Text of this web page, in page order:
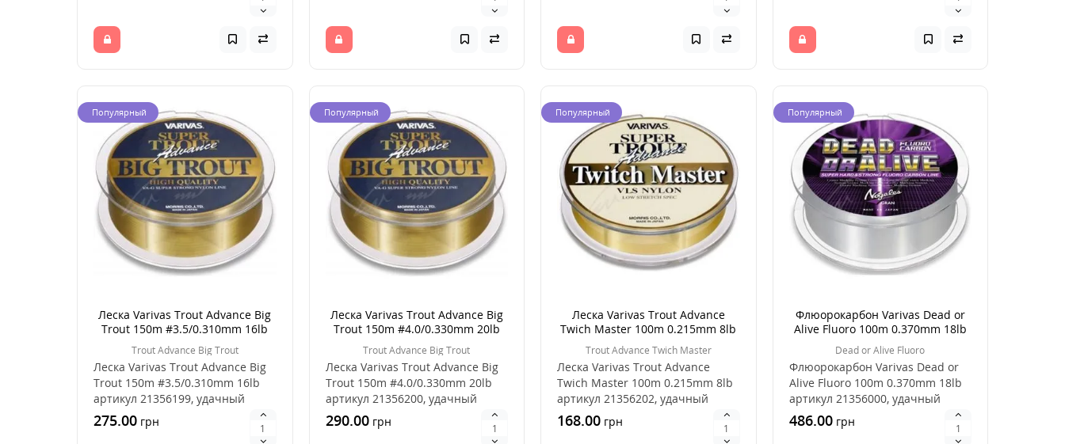
Популярный
Леска Varivas Trout Advance Big
Trout 150m #3.5/0.310mm 16lb
Trout Advance Big Trout
Леска Varivas Trout Advance Big
Trout 150m #3.5/0.310mm 16lb
артикул 21356199, удачный
выбор для лов..
275.00 грн
Популярный
Леска Varivas Trout Advance Big
Trout 150m #4.0/0.330mm 20lb
Trout Advance Big Trout
Леска Varivas Trout Advance Big
Trout 150m #4.0/0.330mm 20lb
артикул 21356200, удачный
выбор для лов..
290.00грн
Популярный
Леска Varivas Trout Advance
Twich Master 100m 0.215mm 8lb
Trout Advance Twich Master
Леска Varivas Trout Advance
Twich Master 100m 0.215mm 8lb
артикул 21356202, удачный
выбор для ловли ..
168.00 грн
Популярный
Флюорокарбон Varivas Dead or
Alive Fluoro 100m 0.370mm 18lb
Dead or Alive Fluoro
Флюорокарбон Varivas Dead or
Alive Fluoro 100m 0.370mm 18lb
артикул 21356000, удачный
выбор для ловл..
486.00грн